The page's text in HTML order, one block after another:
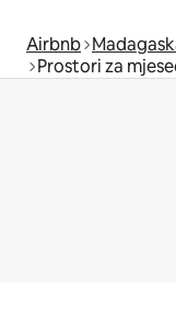
Airbnb
Prostori za